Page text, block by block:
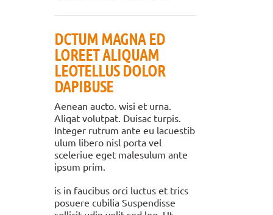
DCTUM MAGNA ED
LOREET ALIQUAM
LEOTELLUS DOLOR
DAPIBUSE
Aenean aucto. wisi et urna.
Aliqat volutpat. Duisac turpis.
Integer rutrum ante eu lacuestib
ulum libero nisl porta vel
sceleriue eget malesulum ante
ipsum prim.
is in faucibus orci luctus et trics
posuere cubilia Suspendisse